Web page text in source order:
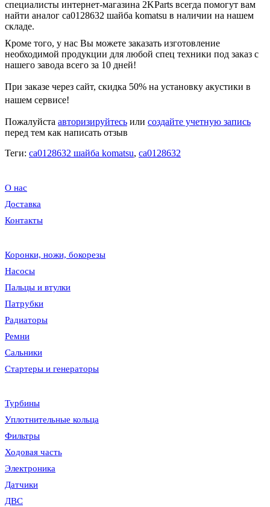
специалисты интернет-магазина 2KParts всегда помогут вам
найти аналог ca0128632 шайба komatsu в наличии на нашем
складе.
Кроме того, у нас Вы можете заказать изготовление
необходимой продукции для любой спец техники под заказ с
нашего завода всего за 10 дней!
При заказе через сайт, скидка 50% на установку акустики в
нашем сервисе!
Пожалуйста авторизируйтесь или создайте учетную запись
перед тем как написать отзыв
Теги: ca0128632 шайба komatsu, ca0128632
О нас
Доставка
Контакты
Коронки, ножи, бокорезы
Насосы
Пальцы и втулки
Патрубки
Радиаторы
Ремни
Сальники
Стартеры и генераторы
Турбины
Уплотнительные кольца
Фильтры
Ходовая часть
Электроника
Датчики
ДВС